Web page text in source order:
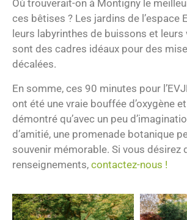
Où trouverait-on à Montigny le
ces bêtises ? Les jardins de l’espace
leurs labyrinthes de buissons et leurs
sont des cadres idéaux pour des
décalées.
En somme, ces 90 minutes pour
ont été une vraie bouffée d’oxygène
démontré qu’avec un peu
d’amitié, une promenade botanique
souvenir mémorable. Si vous désirez
renseignements, contactez-nous !